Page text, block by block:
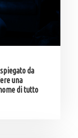
da
una
di tutto